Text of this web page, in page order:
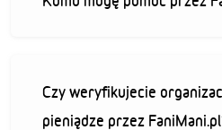
Czy weryfikujecie
pieniądze przez